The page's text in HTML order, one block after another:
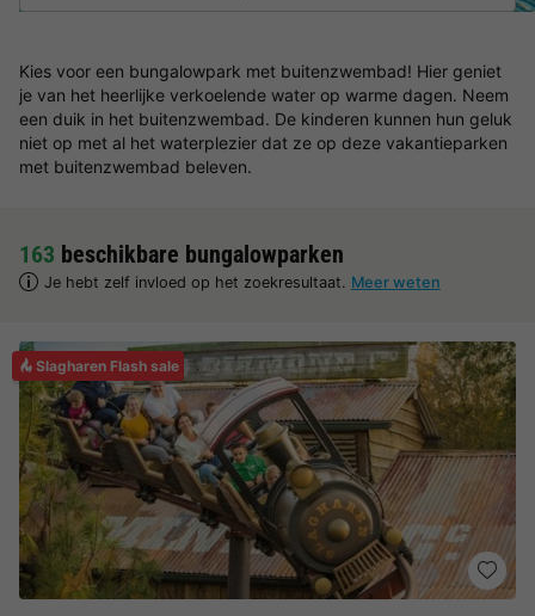
Kies voor een bungalowpark met buitenzwembad! Hier geniet
je van het heerlijke verkoelende water op warme dagen. Neem
een duik in het buitenzwembad. De kinderen kunnen hun geluk
niet op met al het waterplezier dat ze op deze vakantieparken
met buitenzwembad beleven.
163 beschikbare bungalowparken
Je hebt zelf invloed op het zoekresultaat. Meer weten
Slagharen Flash sale